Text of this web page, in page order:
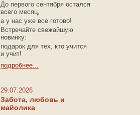
До первого сентября остался
всего месяц,
а у нас уже все готово!
Встречайте свежайшую
новинку:
подарок для тех, кто учится
и учит!
подробнее...
29.07.2026
Забота, любовь и
майолика